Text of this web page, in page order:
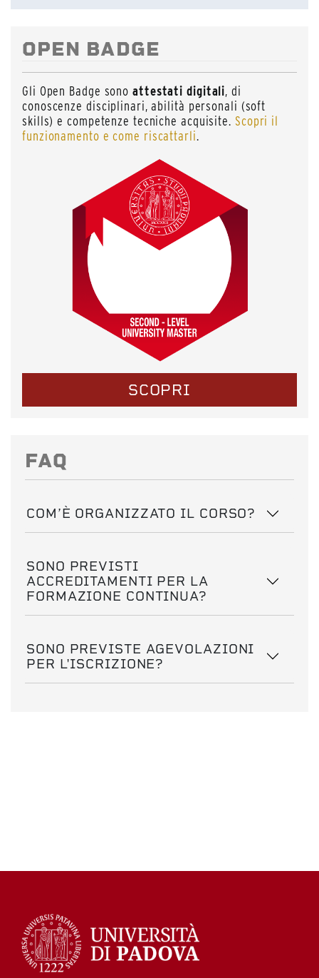
OPEN BADGE
Gli Open Badge sono attestati digitali, di
conoscenze disciplinari, abilità personali (soft
skills) e competenze tecniche acquisite. Scopri il
funzionamento e come riscattarli.
SCOPRI
FAQ
COM’È ORGANIZZATO IL CORSO?
SONO PREVISTI
ACCREDITAMENTI PER LA
FORMAZIONE CONTINUA?
SONO PREVISTE AGEVOLAZIONI
PER L'ISCRIZIONE?